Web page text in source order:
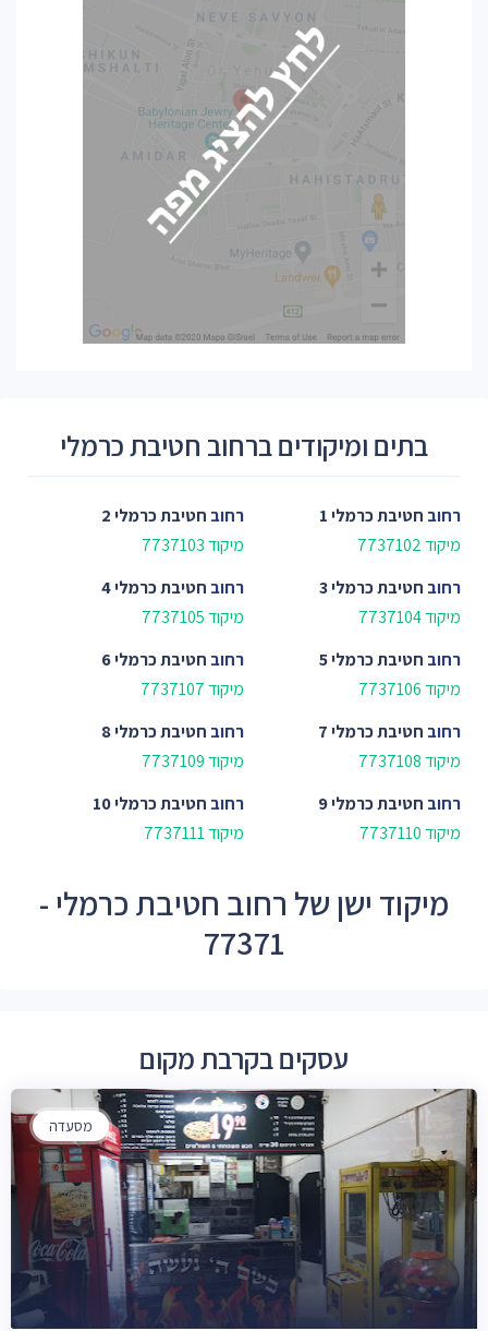
בתים ומיקודים ברחוב חטיבת כרמלי
רחוב חטיבת כרמלי 1
מיקוד 7737102
רחוב חטיבת כרמלי 2
מיקוד 7737103
רחוב חטיבת כרמלי 3
מיקוד 7737104
רחוב חטיבת כרמלי 4
מיקוד 7737105
רחוב חטיבת כרמלי 5
מיקוד 7737106
רחוב חטיבת כרמלי 6
מיקוד 7737107
רחוב חטיבת כרמלי 7
מיקוד 7737108
רחוב חטיבת כרמלי 8
מיקוד 7737109
רחוב חטיבת כרמלי 9
מיקוד 7737110
רחוב חטיבת כרמלי 10
מיקוד 7737111
מיקוד ישן של רחוב חטיבת כרמלי -
77371
עסקים בקרבת מקום
מסעדה